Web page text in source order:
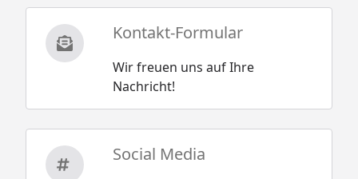
Kontakt-Formular
Wir freuen uns auf Ihre
Nachricht!
Social Media